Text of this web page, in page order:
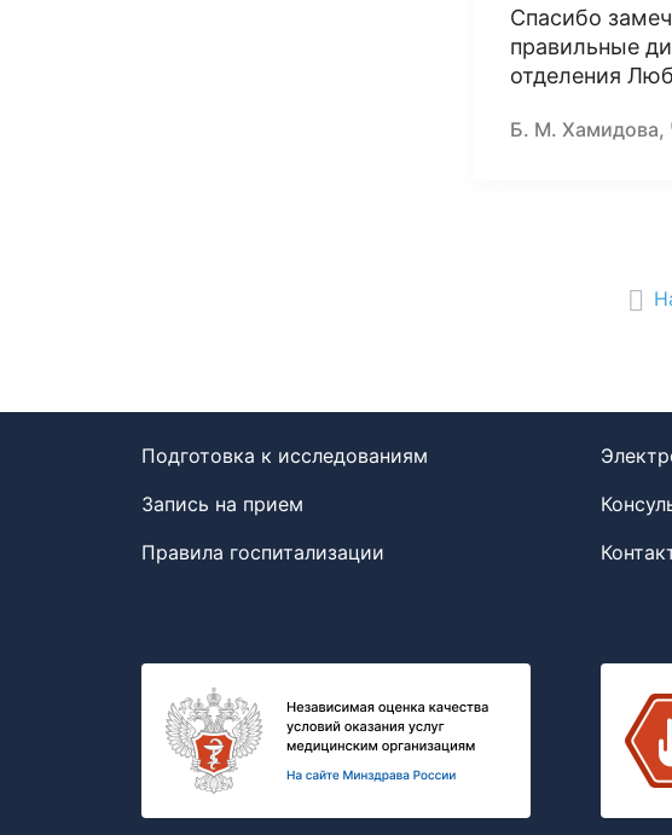
Спасибо
правильные
отделения
Б. М. Хамидова,
Подготовка к исследованиям
Запись на прием
Правила госпитализации